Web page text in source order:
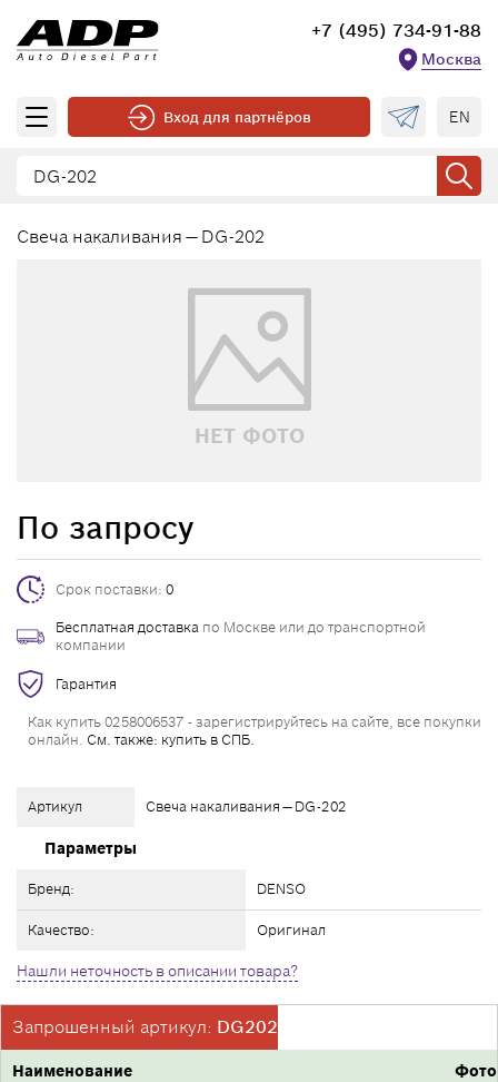
+7 (495) 734-91-88
Москва
Вход для партнёров EN
Свеча накаливания — DG-202
НЕТ ФОТО
Артикул Свеча накаливания — DG-202
Параметры
Бренд: DENSO
Качество: Оригинал
Нашли неточность в описании товара?
По запросу
Срок поставки: 0
Бесплатная доставка по Москве или до транспортной
компании
Гарантия
Как купить 0258006537 - зарегистрируйтесь на сайте, все покупки
онлайн. См. также: купить в СПБ.
Запрошенный артикул: DG202
Фото
Наименование